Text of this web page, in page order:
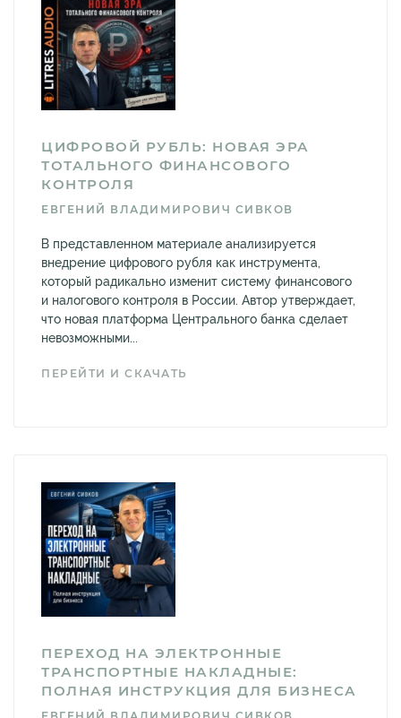
ЦИФРОВОЙ РУБЛЬ: НОВАЯ ЭРА
ТОТАЛЬНОГО ФИНАНСОВОГО
КОНТРОЛЯ
ЕВГЕНИЙ ВЛАДИМИРОВИЧ СИВКОВ
В представленном материале анализируется
внедрение цифрового рубля как инструмента,
который радикально изменит систему финансового
и налогового контроля в России. Автор утверждает,
что новая платформа Центрального банка сделает
невозможными...
ПЕРЕЙТИ И СКАЧАТЬ
ПЕРЕХОД НА ЭЛЕКТРОННЫЕ
ТРАНСПОРТНЫЕ НАКЛАДНЫЕ:
ПОЛНАЯ ИНСТРУКЦИЯ ДЛЯ БИЗНЕСА